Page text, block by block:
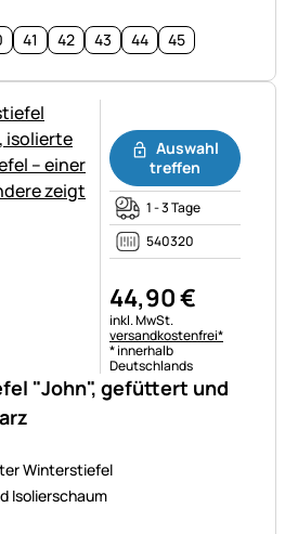
41 42 43 44 45
"John", gefüttert und
Winterstiefel
Isolierschaum
Auswahl
treffen
1 - 3 Tage
540320
44,90€
Steuerhinweis:
inkl. MwSt.
versandkostenfrei*
* innerhalb
Deutschlands